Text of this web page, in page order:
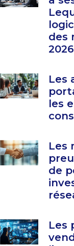
des
Les
les
Les
de
Les